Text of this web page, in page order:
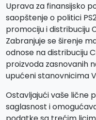
Uprava za finansijsko
saopštenje o politici
promociju i distribuciju
Zabranjuje se širenje
odnose na distribuciju
proizvoda zasnovanih
upućeni stanovnicima
Ostavljajući vaše lične
saglasnost i